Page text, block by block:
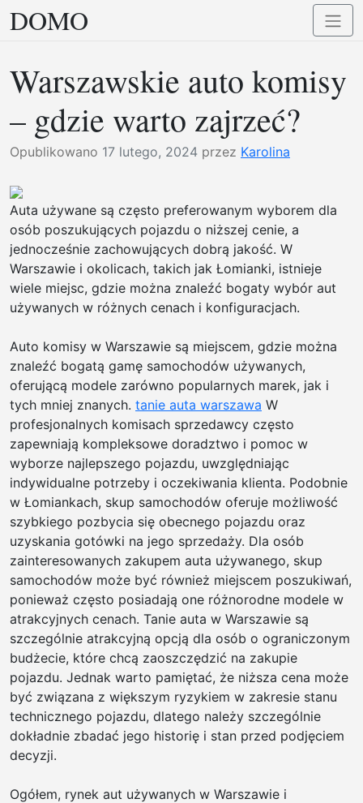
Przejdź
do
DOMO
Warszawskie auto komisy
– gdzie warto zajrzeć?
Opublikowano 17 lutego, 2024 przez Karolina
Auta używane są często preferowanym wyborem dla
osób poszukujących pojazdu o niższej cenie, a
jednocześnie zachowujących dobrą jakość. W
Warszawie i okolicach, takich jak Łomianki, istnieje
wiele miejsc, gdzie można znaleźć bogaty wybór aut
używanych w różnych cenach i konfiguracjach.
Auto komisy w Warszawie są miejscem, gdzie można
znaleźć bogatą gamę samochodów używanych,
oferującą modele zarówno popularnych marek, jak i
tych mniej znanych. tanie auta warszawa W
profesjonalnych komisach sprzedawcy często
zapewniają kompleksowe doradztwo i pomoc w
wyborze najlepszego pojazdu, uwzględniając
indywidualne potrzeby i oczekiwania klienta. Podobnie
w Łomiankach, skup samochodów oferuje możliwość
szybkiego pozbycia się obecnego pojazdu oraz
uzyskania gotówki na jego sprzedaży. Dla osób
zainteresowanych zakupem auta używanego, skup
samochodów może być również miejscem poszukiwań,
ponieważ często posiadają one różnorodne modele w
atrakcyjnych cenach. Tanie auta w Warszawie są
szczególnie atrakcyjną opcją dla osób o ograniczonym
budżecie, które chcą zaoszczędzić na zakupie
pojazdu. Jednak warto pamiętać, że niższa cena może
być związana z większym ryzykiem w zakresie stanu
technicznego pojazdu, dlatego należy szczególnie
dokładnie zbadać jego historię i stan przed podjęciem
decyzji.
Ogółem, rynek aut używanych w Warszawie i